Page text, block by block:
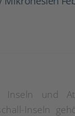
Inseln und
Inseln